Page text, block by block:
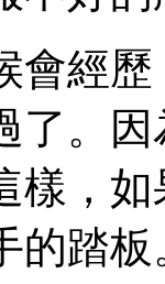
會經
了。
樣，
的踏板